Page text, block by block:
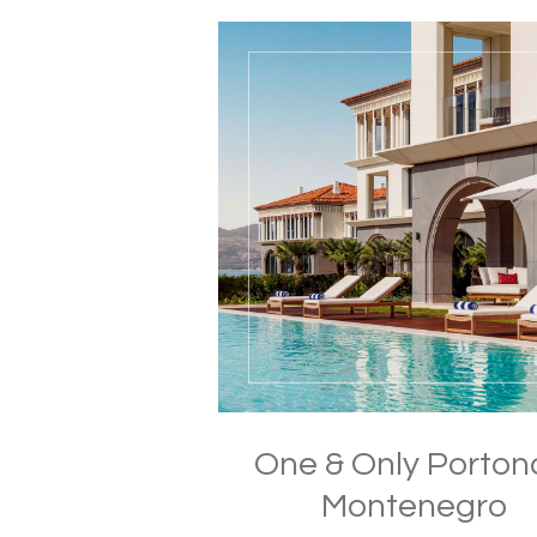
One & Only
Montenegro